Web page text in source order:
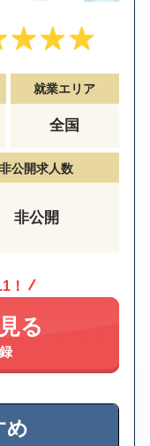
就業エリア
全国
非公開求人数
非公開
！
る
め